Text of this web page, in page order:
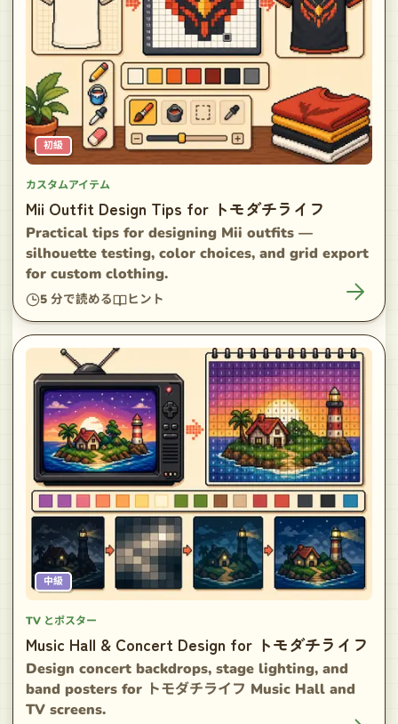
初級
カスタムアイテム
Mii Outfit Design Tips for トモダチライフ
Practical tips for designing Mii outfits —
silhouette testing, color choices, and grid export
for custom clothing.
5 分で読める ヒント
中級
TV とポスター
Music Hall & Concert Design for トモダチライフ
Design concert backdrops, stage lighting, and
band posters for トモダチライフ Music Hall and
TV screens.